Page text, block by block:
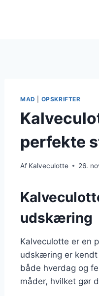
MAD OPSKRIFTER
perfekte
Af Kalveculotte 26.
udskæring
Kalveculotte er en
udskæring er kendt
både hverdag og
måder, hvilket gør